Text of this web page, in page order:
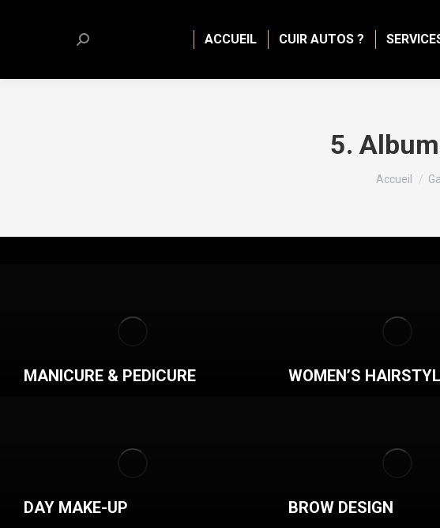
ACCUEIL CUIR AUTOS ?
Search:
5.
Accueil
MANICURE & PEDICURE WOMEN’S
DAY MAKE-UP BROW DESIGN